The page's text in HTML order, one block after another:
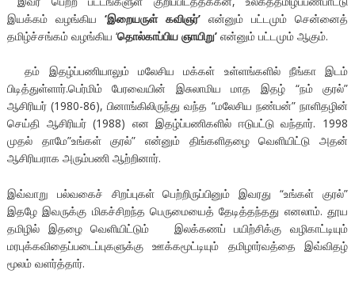
இயக்கம் வழங்கிய ‘இறையருள் கவிஞர்’ என்னும் பட்டமும் சென்னைத்
தமிழ்ச்சங்கம் வழங்கிய ‘தொல்காப்பிய ஞாயிறு’என்னும் பட்டமும் ஆகும்.
தம் இதழ்ப்பணியாலும் மலேசிய மக்கள் உள்ளங்களில் நீங்கா இடம்
பிடித்துள்ளார்.பெர்மிம் பேரவையின் இசுலாமிய மாத இதழ் “நம் குரல்”
ஆசிரியர் (1980-86), பினாங்கிலிருந்து வந்த “மலேசிய நண்பன்” நாளிதழின்
செய்தி ஆசிரியர் (1988) என இதழ்ப்பணிகளில் ஈடுபட்டு வந்தார். 1998
முதல் தாமே”உங்கள் குரல்” என்னும் திங்களிதழை வெளியிட்டு அதன்
ஆசிரியராக அரும்பணி ஆற்றினார்.
இவ்வாறு பல்வகைச் சிறப்புகள் பெற்றிருப்பினும் இவரது “உங்கள் குரல்”
இதழே இவருக்கு மிகச்சிறந்த பெருமையைத் தேடித்தந்தது எனலாம். தூய
தமிழில் இதழை வெளியிட்டும் இலக்கணப் பயிற்சிக்கு வழிகாட்டியும்
மரபுக்கவிதைப்படைப்புகளுக்கு ஊக்கமூட்டியும் தமிழார்வத்தை இவ்விதழ்
மூலம் வளர்த்தார்.